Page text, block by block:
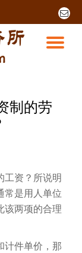
fa-
o
切
制的劳
工资？所说明
常是用人单位
该两项的合理
计件单价，那